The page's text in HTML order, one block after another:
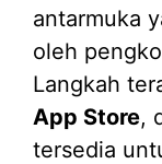
antarmuka
oleh
Langkah
App Store,
tersedia